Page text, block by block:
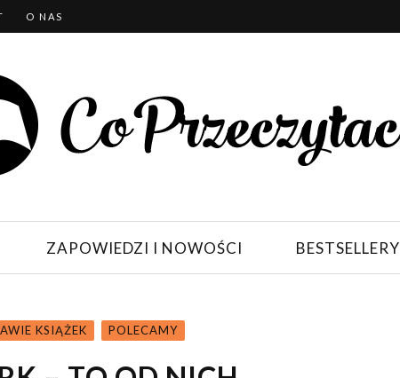
O NAS
ZAPOWIEDZI I NOWOŚCI BESTSELLERY
KSIĄŻEK POLECAMY